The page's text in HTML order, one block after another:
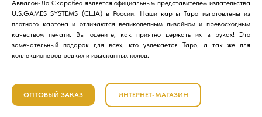
Аввалон-Ло Скарабео является официальным представителем издательства
U.S.GAMES SYSTEMS (США) в России. Наши карты Таро изготовлены из
плотного картона и отличаются великолепным дизайном и превосходным
качеством печати. Вы оцените, как приятно держать их в руках! Это
замечательный подарок для всех, кто увлекается Таро, а так же для
коллекционеров редких и изысканных колод.
ОПТОВЫЙ ЗАКАЗ ИНТЕРНЕТ-МАГАЗИН